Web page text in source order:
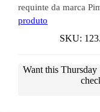
requinte da marca
produto
SKU:
Want this Thursday